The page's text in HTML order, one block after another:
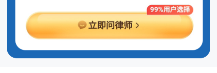
相关法条：
《中华人民共和国民法典》第二百八
十三条